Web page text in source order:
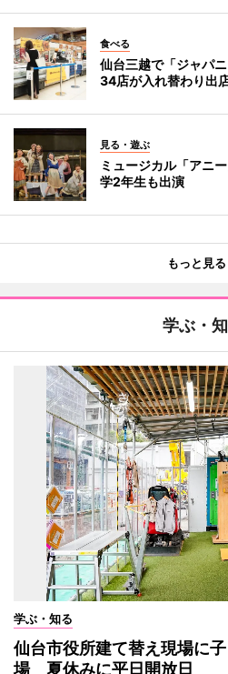
食べる
仙台三越で「ジャパ
34店が入れ替わり出
見る・遊ぶ
ミュージカル「アニ
学2年生も出演
もっと見る
学ぶ・
学ぶ・知る
仙台市役所建て替え現場に
場 夏休みに平日開放日